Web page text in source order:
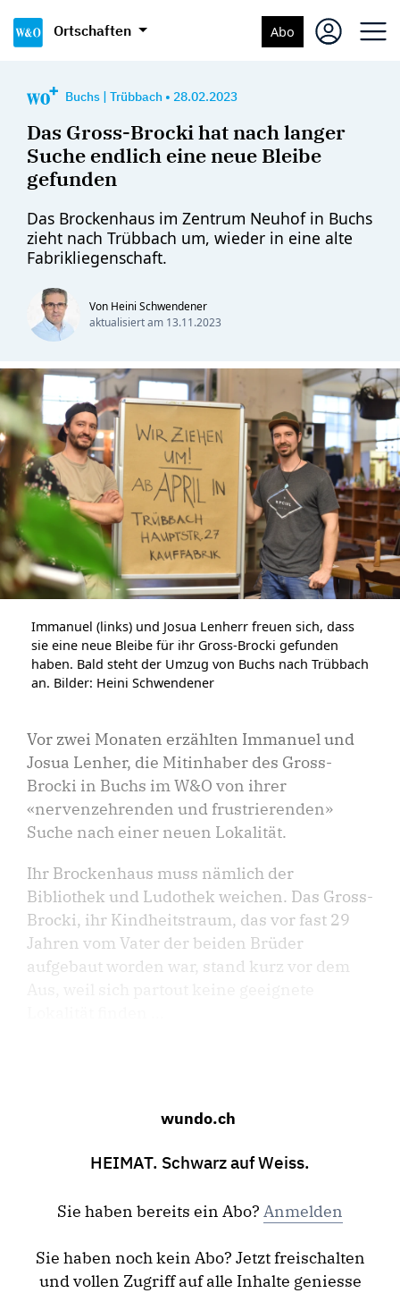
Ortschaften Abo
Buchs | Trübbach • 28.02.2023
Das Gross-Brocki hat nach langer
Suche endlich eine neue Bleibe
gefunden
Das Brockenhaus im Zentrum Neuhof in Buchs
zieht nach Trübbach um, wieder in eine alte
Fabrikliegenschaft.
Von Heini Schwendener
aktualisiert am 13.11.2023
Immanuel (links) und Josua Lenherr freuen sich, dass
sie eine neue Bleibe für ihr Gross-Brocki gefunden
haben. Bald steht der Umzug von Buchs nach Trübbach
an. Bilder: Heini Schwendener
Vor zwei Monaten erzählten Immanuel und
Josua Lenher, die Mitinhaber des Gross-
Brocki in Buchs im W&O von ihrer
«nervenzehrenden und frustrierenden»
Suche nach einer neuen Lokalität.
Ihr Brockenhaus muss nämlich der
Bibliothek und Ludothek weichen. Das Gross-
Brocki, ihr Kindheitstraum, das vor fast 29
Jahren vom Vater der beiden Brüder
aufgebaut worden war, stand kurz vor dem
wundo.ch
HEIMAT. Schwarz auf Weiss.
Sie haben bereits ein Abo? Anmelden
Sie haben noch kein Abo? Jetzt freischalten
und vollen Zugriff auf alle Inhalte geniesse